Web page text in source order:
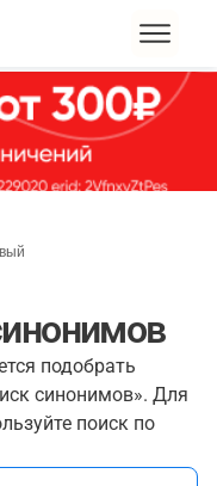
подобрать
синонимов». Для
поиск по